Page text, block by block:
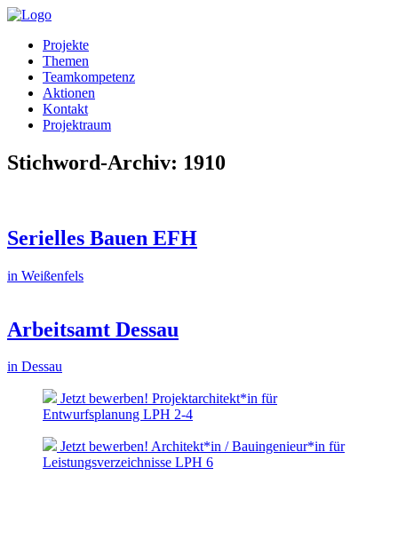
Projekte
Themen
Teamkompetenz
Aktionen
Kontakt
Projektraum
Stichword-Archiv: 1910
Serielles Bauen EFH
in Weißenfels
Arbeitsamt Dessau
in Dessau
Jetzt bewerben! Projektarchitekt*in für
Entwurfsplanung LPH 2-4
Jetzt bewerben! Architekt*in / Bauingenieur*in für
Leistungsverzeichnisse LPH 6